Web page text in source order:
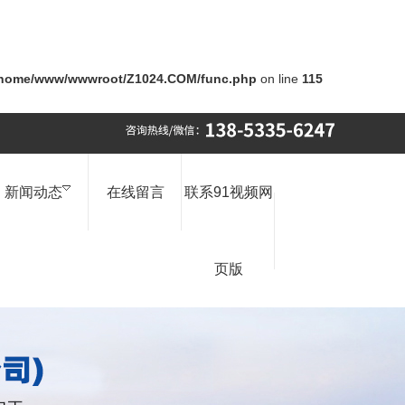
www/wwwroot/Z1024.COM/func.php on line 115
新闻动态 在线留言 联系91视频网
页版